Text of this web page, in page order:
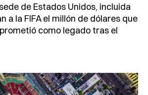
de Estados Unidos, incluida
a la FIFA el millón de dólares que
como legado tras el